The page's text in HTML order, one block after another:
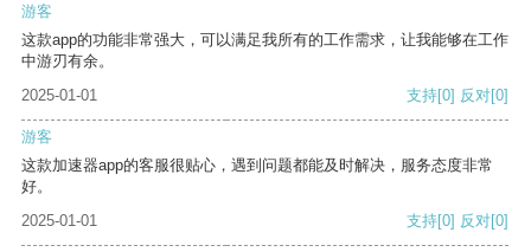
游客
这款app的功能非常强大，可以满足我所有的工作需求，让我能够在工作
中游刃有余。
2025-01-01
支持[0] 反对[0]
游客
这款加速器app的客服很贴心，遇到问题都能及时解决，服务态度非常
好。
2025-01-01
支持[0] 反对[0]